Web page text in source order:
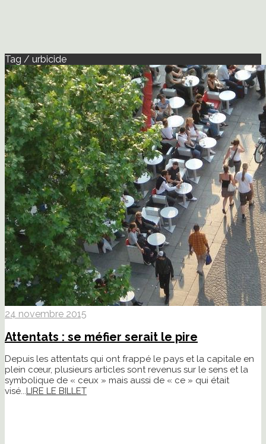
Tag / urbicide
24 novembre 2015
Attentats : se méfier serait le pire
Depuis les attentats qui ont frappé le pays et la capitale en
plein cœur, plusieurs articles sont revenus sur le sens et la
symbolique de « ceux » mais aussi de « ce » qui était
visé...LIRE LE BILLET